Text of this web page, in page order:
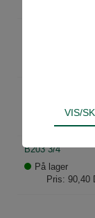
På lager
B203 3/4
På lager
Pris: 90,40
Tekniske
ikke
VIS/